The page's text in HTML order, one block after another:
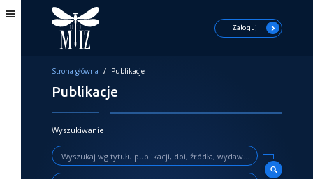
Zaloguj
Strona główna / Publikacje
Publikacje
Wyszukiwanie